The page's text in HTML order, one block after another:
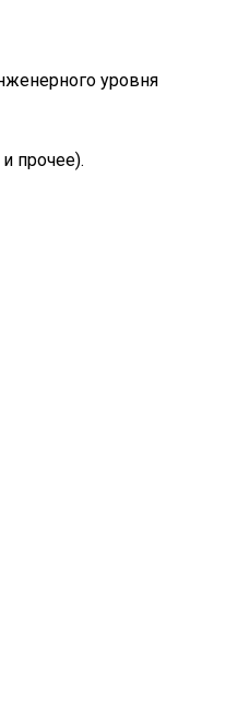
уровня
прочее).